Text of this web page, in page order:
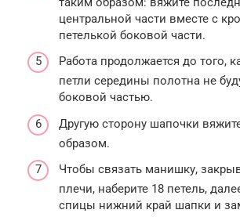
центральной части вместе с
петелькой боковой части.
Работа продолжается до того,
петли середины полотна не
боковой частью.
Другую сторону шапочки
образом.
Чтобы связать манишку,
плечи, наберите 18 петель,
спицы нижний край шапки и